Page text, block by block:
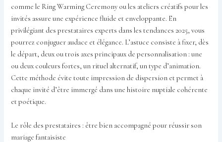
comme le Ring Warming Ceremony ou les ateliers créatifs pour les
invités assure une expérience fluide et enveloppante. En
privilégiant des prestataires experts dans les tendances 2025, vous
pourrez conjuguer audace et élégance. L’astuce consiste à fixer, dès
le départ, deux ou trois axes principaux de personnalisation : une
ou deux couleurs fortes, un rituel alternatif, un type d’animation.
Cette méthode évite toute impression de dispersion et permet à
chaque invité d’être immergé dans une histoire nuptiale cohérente
et poétique.
Le rôle des prestataires : être bien accompagné pour réussir son
mariage fantaisiste